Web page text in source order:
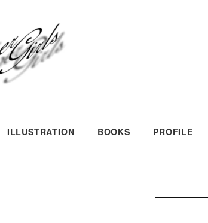
ILLUSTRATION BOOKS PROFILE